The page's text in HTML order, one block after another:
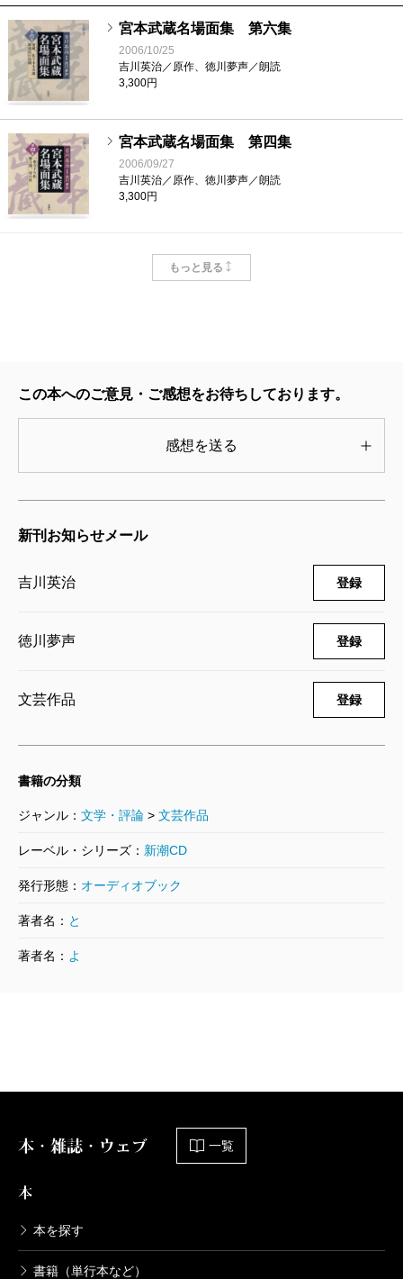
宮本武蔵名場面集 第六集
2006/10/25
吉川英治／原作、徳川夢声／朗読
3,300円
宮本武蔵名場面集 第四集
2006/09/27
吉川英治／原作、徳川夢声／朗読
3,300円
宮本武蔵名場面集 第三集
2006/09/27
2006/08/30
2006/08/30
3,300円
もっと見る
この本へのご意見・ご感想をお待ちしております。
感想を送る
新刊お知らせメール
吉川英治 登録
徳川夢声 登録
文芸作品 登録
書籍の分類
ジャンル： 文学・評論 > 文芸作品
レーベル・シリーズ： 新潮CD
発行形態： オーディオブック
著者名： と
著者名： よ
本・雑誌・ウェブ 一覧
本
本を探す
書籍（単行本など）